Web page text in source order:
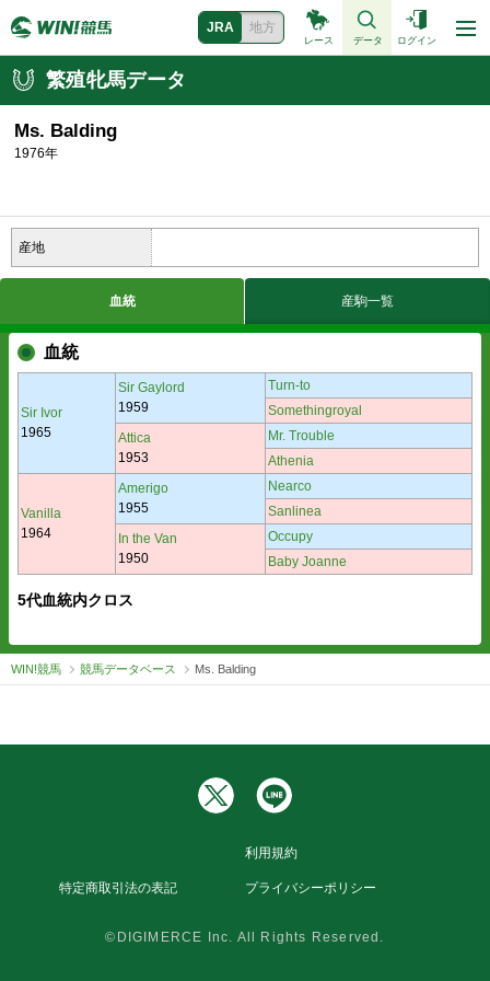
JRA 地方
レース データ ログイン
繁殖牝馬データ
Ms. Balding
1976年
産地
血統 産駒一覧
血統
Sir Ivor
1965
Sir Gaylord
1959
Turn-to
Somethingroyal
Attica
1953
Mr. Trouble
Athenia
Vanilla
1964
Amerigo
1955
Nearco
Sanlinea
In the Van
1950
Occupy
Baby Joanne
5代血統内クロス
WIN!競馬 競馬データベース Ms. Balding
利用規約
特定商取引法の表記 プライバシーポリシー
©DIGIMERCE Inc. All Rights Reserved.